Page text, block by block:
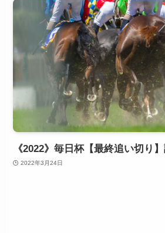
《2022》毎日杯【最終追い切り
2022年3月24日